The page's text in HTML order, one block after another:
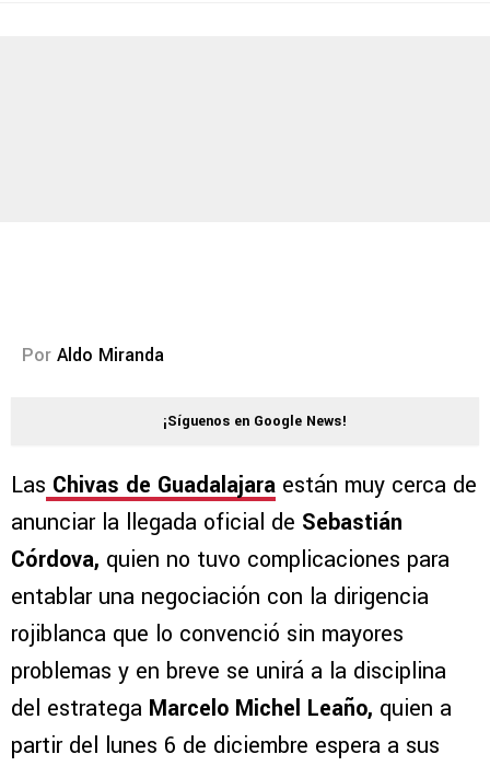
Por Aldo Miranda
¡Síguenos en Google News!
Las Chivas de Guadalajara están muy cerca de
anunciar la llegada oficial de Sebastián
Córdova, quien no tuvo complicaciones para
entablar una negociación con la dirigencia
rojiblanca que lo convenció sin mayores
problemas y en breve se unirá a la disciplina
del estratega Marcelo Michel Leaño, quien a
partir del lunes 6 de diciembre espera a sus